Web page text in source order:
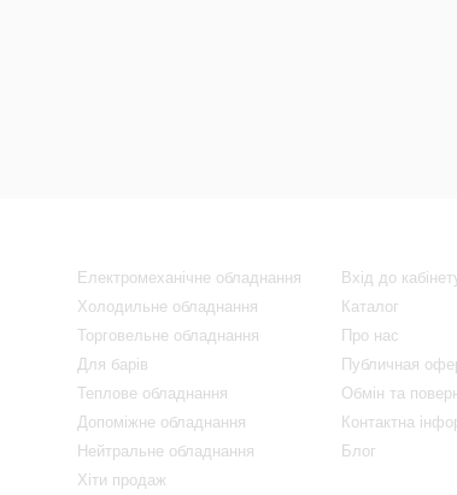
Електромеханічне обладнання
Холодильне обладнання
Торговельне обладнання
Для барів
Теплове обладнання
Допоміжне обладнання
Нейтральне обладнання
Хіти продаж
Вхід до
Каталог
Про нас
Публичная
Обмін та
Контактна
Блог